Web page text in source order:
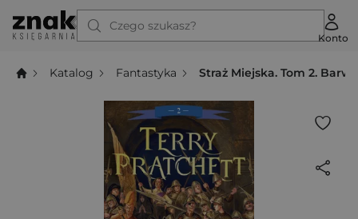
Czego szukasz?
Konto
Katalog Fantastyka Straż Miejska. Tom 2.